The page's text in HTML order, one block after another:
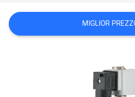
MAPPA
DEL
SITO
MIGLIOR